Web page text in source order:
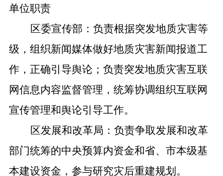
单位职责
区委宣传部：负责根据突发地质灾害等
级，组织新闻媒体做好地质灾害新闻报道工
作，正确引导舆论；负责突发地质灾害互联
网信息内容监督管理，统筹协调组织互联网
宣传管理和舆论引导工作。
区发展和改革局：负责争取发展和改革
部门统筹的中央预算内资金和省、市本级基
本建设资金，参与研究灾后重建规划。